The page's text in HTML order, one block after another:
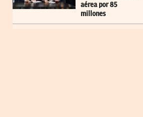
aérea por 85
millones